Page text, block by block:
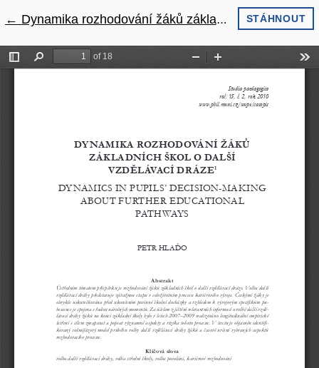
← Návrat na podrobnosti článku
Dynamika rozhodování žáků základních škol o další vzdělávací dráze STÁHNOUT